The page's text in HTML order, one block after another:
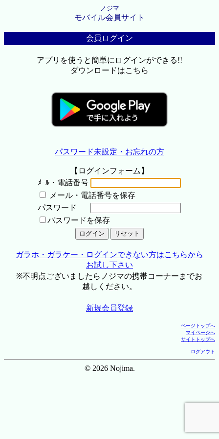
ノジマ
モバイル会員サイト
会員ログイン
アプリを使うと簡単にログインができる!!
ダウンロードはこちら
パスワード未設定・お忘れの方
【ログインフォーム】
ﾒｰﾙ・電話番号
メール・電話番号を保存
パスワード
パスワードを保存
ガラホ・ガラケー・ログインできない方はこちらから
お試し下さい
※不明点ございましたらノジマの携帯コーナーまでお
越しください。
新規会員登録
ページトップへ
マイページへ
サイトトップへ
ログアウト
© 2026 Nojima.